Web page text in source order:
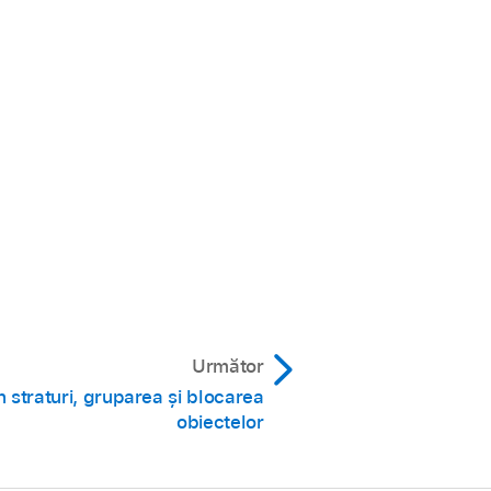
încât
afara acestuia
scrieți sau lipiți noul
Următor
straturi, gruparea și blocarea
obiectelor